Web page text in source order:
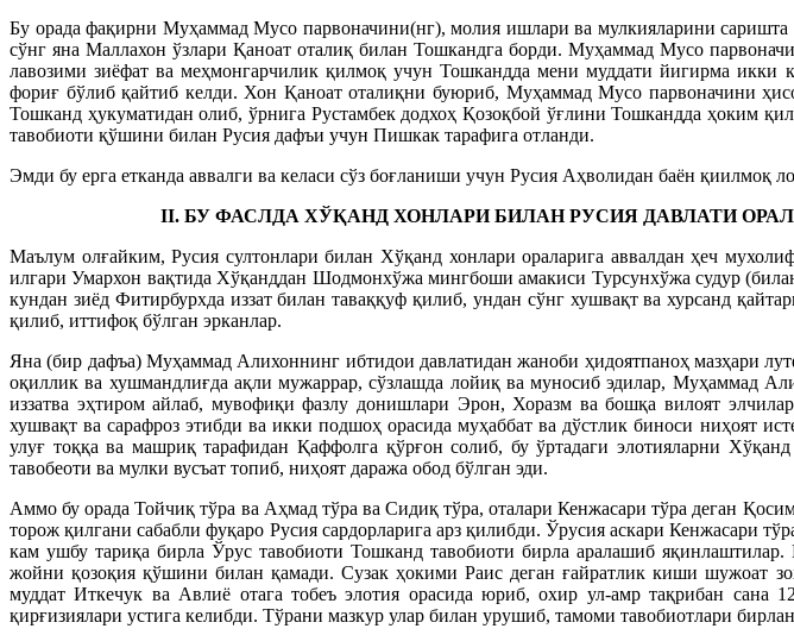
Бу орада фақирни Муҳаммад Мусо парвоначини(нг), молия ишлари ва мулкияларини
сўнг яна Маллахон ўзлари Қаноат оталиқ билан Тошкандга борди. Муҳаммад Мусо
лавозими зиёфат ва меҳмонгарчилик қилмоқ учун Тошкандда мени муддати йигирма
фориғ бўлиб қайтиб келди. Хон Қаноат оталиқни буюриб, Муҳаммад Мусо парвоначини
Тошканд ҳукуматидан олиб, ўрнига Рустамбек додхоҳ Қозоқбой ўғлини Тошкандда ҳоким
тавобиоти қўшини билан Русия дафъи учун Пишкак тарафига отланди.
Эмди бу ерга етканда аввалги ва келаси сўз боғланиши учун Русия Аҳволидан баён қиилмоқ
II. БУ ФАСЛДА ХЎҚАНД ХОНЛАРИ БИЛАН РУСИЯ ДАВЛАТИ
Маълум олғайким, Русия султонлари билан Хўқанд хонлари ораларига аввалдан ҳеч
илгари Умархон вақтида Хўқанддан Шодмонхўжа мингбоши амакиси Турсунхўжа судур
кундан зиёд Фитирбурхда иззат билан таваққуф қилиб, ундан сўнг хушвақт ва хурсанд
қилиб, иттифоқ бўлган эрканлар.
Яна (бир дафъа) Муҳаммад Алихоннинг ибтидои давлатидан жаноби ҳидоятпаноҳ мазҳари
оқиллик ва хушмандлиғда ақли мужаррар, сўзлашда лойиқ ва муносиб эдилар, Муҳаммад
иззатва эҳтиром айлаб, мувофиқи фазлу донишлари Эрон, Хоразм ва бошқа вилоят
хушвақт ва сарафроз этибди ва икки подшоҳ орасида муҳаббат ва дўстлик биноси ниҳоят
улуғ тоққа ва машриқ тарафидан Қаффолга қўрғон солиб, бу ўртадаги элотияларни
тавобеоти ва мулки вусъат топиб, ниҳоят даража обод бўлган эди.
Аммо бу орада Тойчиқ тўра ва Аҳмад тўра ва Сидиқ тўра, оталари Кенжасари тўра деган
торож қилгани сабабли фуқаро Русия сардорларига арз қилибди. Ўрусия аскари Кенжасари
кам ушбу тариқа бирла Ўрус тавобиоти Тошканд тавобиоти бирла аралашиб
жойни қозоқия қўшини билан қамади. Сузак ҳокими Раис деган ғайратлик киши шужоат
муддат Иткечук ва Авлиё отага тобеъ элотия орасида юриб, охир ул-амр тақрибан
қирғизиялари устига келибди. Тўрани мазкур улар билан урушиб, тамоми тавобиотлари